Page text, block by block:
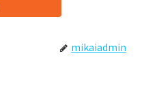
mikaiadmin